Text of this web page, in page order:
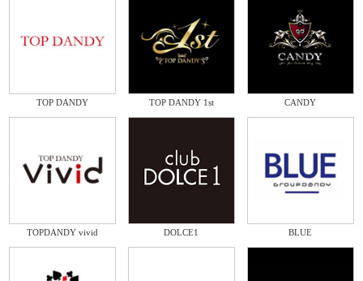
TOP DANDY TOP DANDY 1st CANDY
TOPDANDY vivid DOLCE1 BLUE